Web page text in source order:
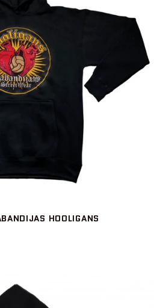
HOOLIGANS